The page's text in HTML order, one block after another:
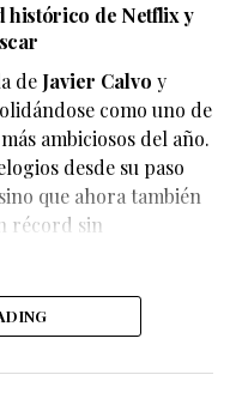
Studios realizó
en el esperado
histórico de Netflix y
de Javier Calvo y
como uno de
ambiciosos del año.
desde su paso
que ahora también
récord sin